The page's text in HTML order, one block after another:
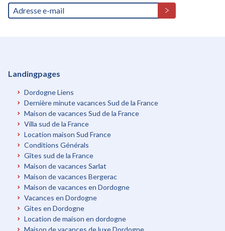
Landingpages
Dordogne Liens
Dernière minute vacances Sud de la France
Maison de vacances Sud de la France
Villa sud de la France
Location maison Sud France
Conditions Générals
Gîtes sud de la France
Maison de vacances Sarlat
Maison de vacances Bergerac
Maison de vacances en Dordogne
Vacances en Dordogne
Gites en Dordogne
Location de maison en dordogne
Maison de vacances de luxe Dordogne